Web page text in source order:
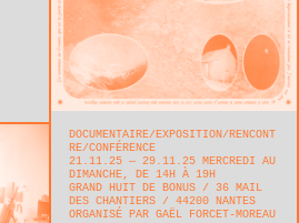
DOCUMENTAIRE EXPOSITION
RENCONT
RE/CONFÉRENCE
21.11.25 — 29.11.25 MERCREDI AU
DIMANCHE, DE 14H À 19H
GRAND HUIT DE BONUS
36 MAIL
DES CHANTIERS
44200 NANTES
ORGANISÉ PAR GAËL FORCET-MOREAU